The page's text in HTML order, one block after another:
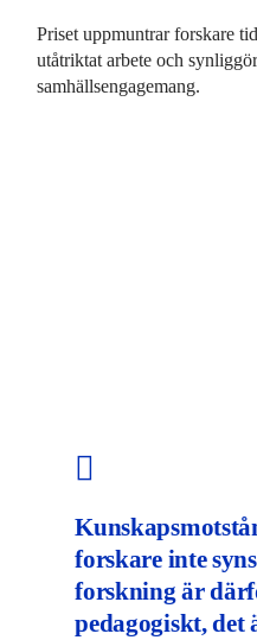
Priset uppmuntrar forskare
utåtriktat arbete och
samhällsengagemang.
forskare inte
forskning är
pedagogiskt, det